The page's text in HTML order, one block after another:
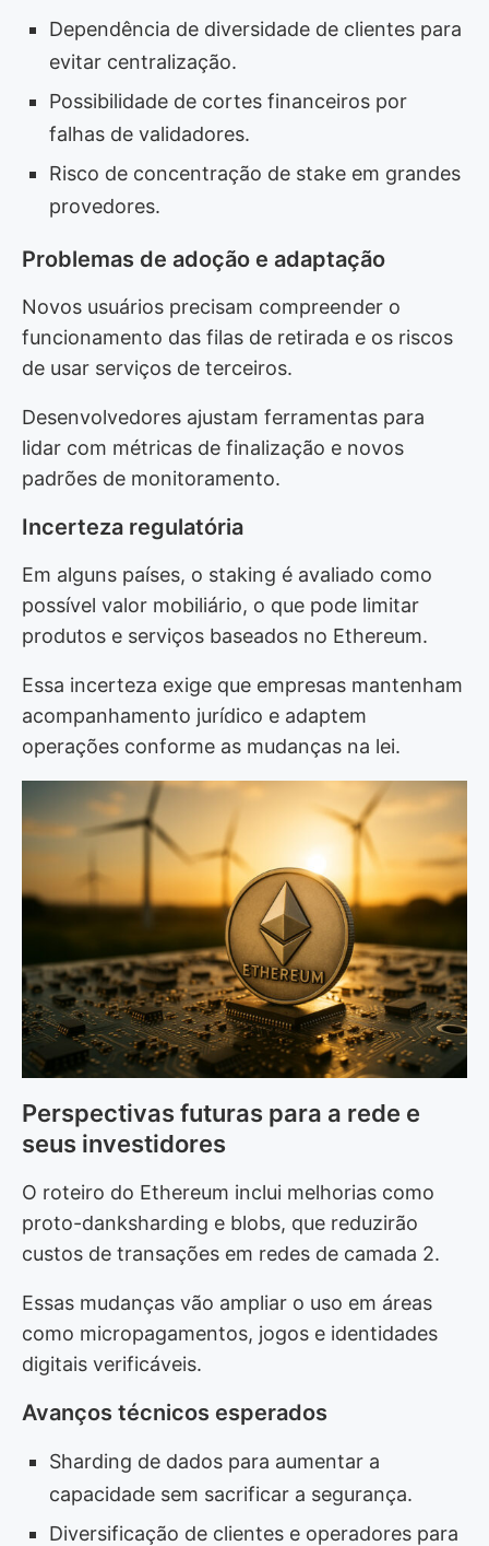
Dependência de diversidade de clientes para
evitar centralização.
Possibilidade de cortes financeiros por
falhas de validadores.
Risco de concentração de stake em grandes
provedores.
Problemas de adoção e adaptação
Novos usuários precisam compreender o
funcionamento das filas de retirada e os riscos
de usar serviços de terceiros.
Desenvolvedores ajustam ferramentas para
lidar com métricas de finalização e novos
padrões de monitoramento.
Incerteza regulatória
Em alguns países, o staking é avaliado como
possível valor mobiliário, o que pode limitar
produtos e serviços baseados no Ethereum.
Essa incerteza exige que empresas mantenham
acompanhamento jurídico e adaptem
operações conforme as mudanças na lei.
Perspectivas futuras para a rede e
seus investidores
O roteiro do Ethereum inclui melhorias como
proto-danksharding e blobs, que reduzirão
custos de transações em redes de camada 2.
Essas mudanças vão ampliar o uso em áreas
como micropagamentos, jogos e identidades
digitais verificáveis.
Avanços técnicos esperados
Sharding de dados para aumentar a
capacidade sem sacrificar a segurança.
Diversificação de clientes e operadores para